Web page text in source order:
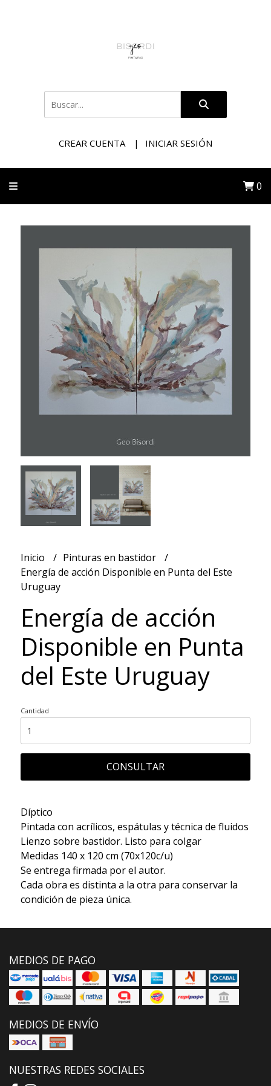
CREAR CUENTA INICIAR SESIÓN
0
Inicio
Pinturas en bastidor
Energía de acción Disponible en Punta del Este
Uruguay
Energía de acción
Disponible en Punta
del Este Uruguay
Cantidad
CONSULTAR
Díptico
Pintada con acrílicos, espátulas y técnica de fluidos
Lienzo sobre bastidor. Listo para colgar
Medidas 140 x 120 cm (70x120c/u)
Se entrega firmada por el autor.
Cada obra es distinta a la otra para conservar la
condición de pieza única.
MEDIOS DE PAGO
MEDIOS DE ENVÍO
NUESTRAS REDES SOCIALES